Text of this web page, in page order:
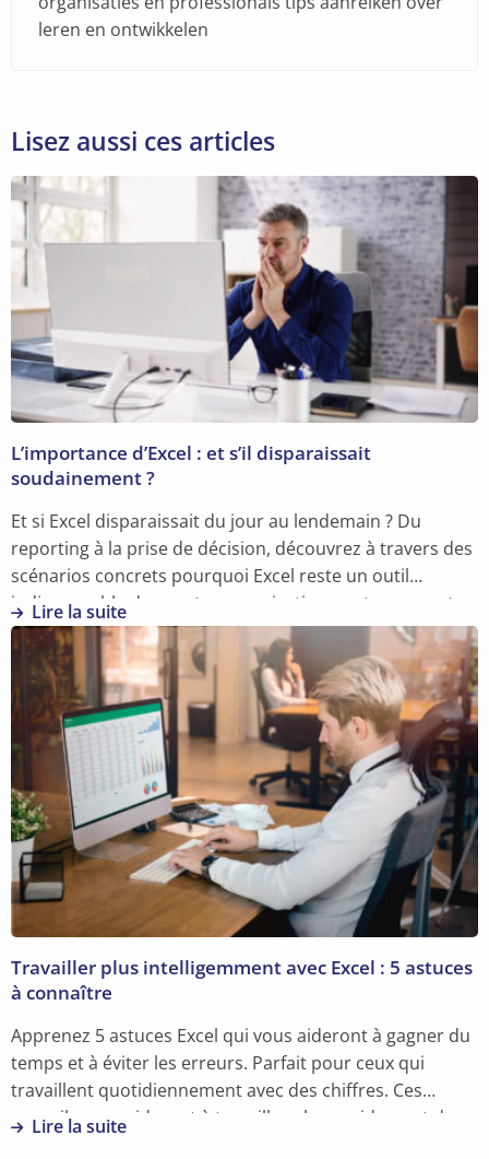
leren en ontwikkelen
Lisez aussi ces articles
L’importance d’Excel : et s’il disparaissait
soudainement ?
Et si Excel disparaissait du jour au lendemain ? Du
reporting à la prise de décision, découvrez à travers des
scénarios concrets pourquoi Excel reste un outil
indispensable dans votre organisation — et comment
en tirer encore plus de valeur.
Lire la suite
En
savoir
plus
sur
L’importance
d’Excel
:
et
s’il
disparaissait
soudainement
?
Travailler plus intelligemment avec Excel : 5 astuces
à connaître
Apprenez 5 astuces Excel qui vous aideront à gagner du
temps et à éviter les erreurs. Parfait pour ceux qui
travaillent quotidiennement avec des chiffres. Ces
conseils vous aideront à travailler plus rapidement dans
Lire la suite